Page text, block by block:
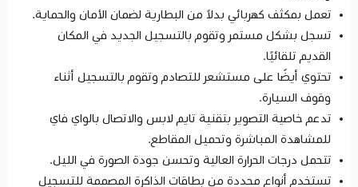
تعمل بمكثف كهربائي بدلاً من البطارية لضمان الأمان والحماية.
تسجل بشكل مستمر وتقوم بالتسجيل الجديد في المكان
القديم تلقائيًا.
تحتوي أيضًا على مستشعر للتصادم وتقوم بالتسجيل أثناء
وقوف السيارة.
تدعم خاصية التصوير بتقنية تايم لابس والاتصال بالواي فاي
للمشاهدة المباشرة وتحميل المقاطع.
تتحمل درجات الحرارة العالية وتحسن جودة الصورة في الليل.
تستخدم أنواع محددة من بطاقات الذاكرة المصممة للتسجيل